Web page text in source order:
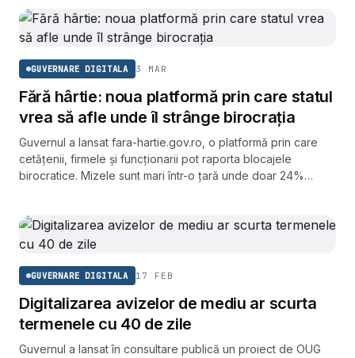
GUVERNARE DIGITALA 3 MAR
Fără hârtie: noua platformă prin care statul
vrea să afle unde îl strânge birocrația
Guvernul a lansat fara-hartie.gov.ro, o platformă prin care
cetățenii, firmele și funcționarii pot raporta blocajele
birocratice. Mizele sunt mari într-o țară unde doar 24%
GUVERNARE DIGITALA 17 FEB
Digitalizarea avizelor de mediu ar scurta
termenele cu 40 de zile
Guvernul a lansat în consultare publică un proiect de OUG